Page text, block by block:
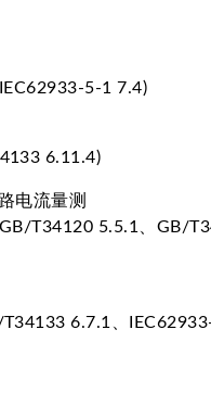
5-1 7.4)
6.11.4)
电流量测
T34120 5.5.1、GB/
6.7.1、